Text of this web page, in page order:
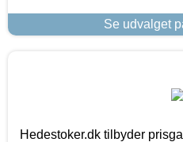
Se udvalget
Hedestoker.dk tilbyder